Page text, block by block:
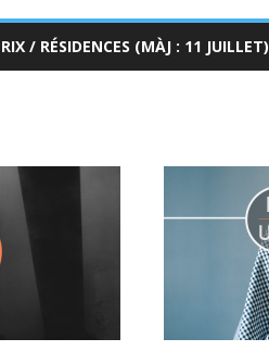
/ RÉSIDENCES (MÀJ : 11 JUILLET)